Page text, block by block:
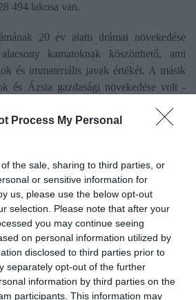
Process My Personal
the sale, sharing to third parties, or
or sensitive information for
us, please use the below opt-out
selection. Please note that after your
you may continue seeing
on personal information utilized by
disclosed to third parties prior to
separately opt-out of the further
information by third parties on the
participants. This information may
494 lakosa van.
20 év alatti drámai növekedése
kamatoknak köszönhető, ami
és immateriális javak értékét. A másik
és Ázsia gazdasági növekedése volt -
jelentős szerepet játszottak a
2600-ra emelkedett, azaz húsz év alatt
nőtt. A milliárdosok legtöbbje, 69, San
él. A lista második helyén New York
44-44 milliárdos van Los Angelesben
London vezeti a milliárdosok listáját 36
jelenlegi változásai, köztük a kamatok